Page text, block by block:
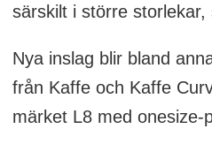
särskilt i större storlekar,
Nya inslag blir bland
från Kaffe och Kaffe
märket L8 med onesize-